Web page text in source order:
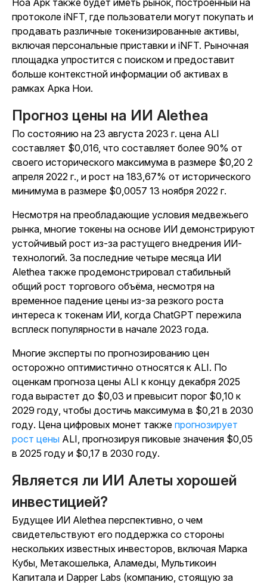
Ноа Арк также будет иметь рынок, построенный на
протоколе iNFT, где пользователи могут покупать и
продавать различные токенизированные активы,
включая персональные приставки и iNFT. Рыночная
площадка упростится с поиском и предоставит
больше контекстной информации об активах в
рамках Арка Нои.
Прогноз цены на ИИ Alethea
По состоянию на 23 августа 2023 г. цена ALI
составляет $0,016, что составляет более 90% от
своего исторического максимума в размере $0,20 2
апреля 2022 г., и рост на 183,67% от исторического
минимума в размере $0,0057 13 ноября 2022 г.
Несмотря на преобладающие условия медвежьего
рынка, многие токены на основе ИИ демонстрируют
устойчивый рост из-за растущего внедрения ИИ-
технологий. За последние четыре месяца ИИ
Alethea также продемонстрировал стабильный
общий рост торгового объёма, несмотря на
временное падение цены из-за резкого роста
интереса к токенам ИИ, когда ChatGPT пережила
всплеск популярности в начале 2023 года.
Многие эксперты по прогнозированию цен
осторожно оптимистично относятся к ALI. По
оценкам прогноза цены ALI к концу декабря 2025
года вырастет до $0,03 и превысит порог $0,10 к
2029 году, чтобы достичь максимума в $0,21 в 2030
году. Цена цифровых монет также прогнозирует
рост цены ALI, прогнозируя пиковые значения $0,05
в 2025 году и $0,17 в 2030 году.
Является ли ИИ Алеты хорошей
инвестицией?
Будущее ИИ Alethea перспективно, о чем
свидетельствуют его поддержка со стороны
нескольких известных инвесторов, включая Марка
Кубы, Метакошелька, Аламеды, Мультикоин
Капитала и Dapper Labs (компанию, стоящую за